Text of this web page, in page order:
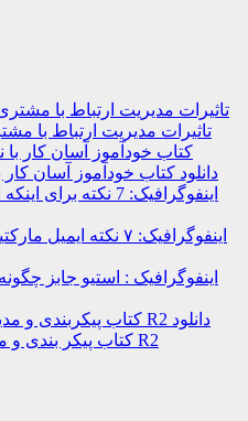
تاثیرات مدیریت ارتباط با
دانلود کتاب خودآموز آسان
اینفوگرافیک: ۷ نکته
اینفوگرافیک : استیو جابز چگونه
دانلود
کتاب پیکر بندی و مدیریت ویندوز سرور ۲۰۰۸ R2